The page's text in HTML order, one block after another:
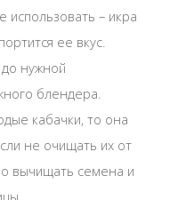
– икра
ее вкус.
нужной
блендера.
кабачки, то она
не очищать их от
вычищать семена и